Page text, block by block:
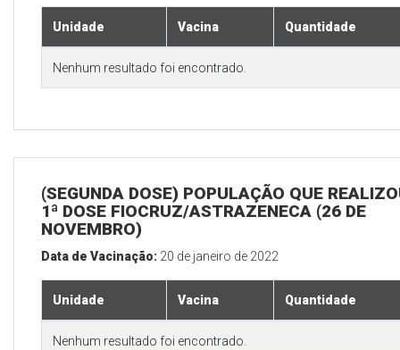
Unidade Vacina Quantidade
Nenhum resultado foi encontrado.
(SEGUNDA DOSE) POPULAÇÃO QUE
1ª DOSE FIOCRUZ/ASTRAZENECA (26 DE
NOVEMBRO)
Data de Vacinação: 20 de janeiro de 2022
Unidade Vacina Quantidade
Nenhum resultado foi encontrado.